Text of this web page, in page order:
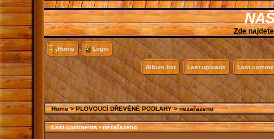
Zde
Home Login
Album list Last uploads Last
Home>PLOVOUCÍ DŘEVĚNÉ PODLAHY>nezařazeno
Last comments - nezařazeno